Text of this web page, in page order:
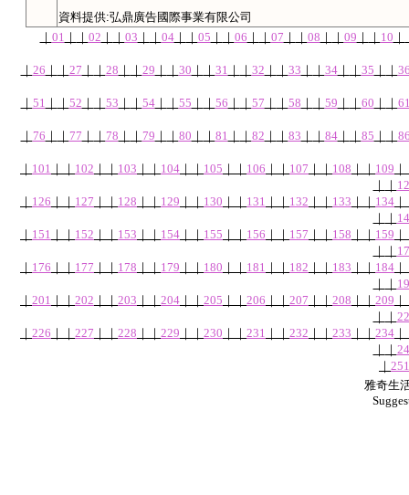
資料提供:弘鼎廣告國際事業有限公司
｜ 01 ｜ ｜ 02 ｜ ｜ 03 ｜ ｜ 04｜ ｜ 05 ｜ ｜ 06 ｜ ｜ 07 ｜ ｜ 08 ｜ ｜ 09 ｜ ｜ 10 ｜
｜ 26 ｜ ｜ 27 ｜ ｜ 28 ｜ ｜ 29 ｜ ｜ 30 ｜ ｜ 31 ｜ ｜ 32 ｜ ｜ 33 ｜ ｜ 34｜ ｜ 35 ｜ ｜
｜ 51 ｜ ｜ 52 ｜ ｜ 53 ｜ ｜ 54｜ ｜ 55 ｜ ｜ 56 ｜ ｜ 57 ｜ ｜ 58 ｜ ｜ 59 ｜ ｜ 60 ｜ ｜
｜ 76 ｜ ｜ 77 ｜ ｜ 78 ｜ ｜ 79 ｜ ｜ 80 ｜ ｜ 81 ｜ ｜ 82 ｜ ｜ 83 ｜ ｜ 84｜ ｜ 85 ｜ ｜
｜ 101 ｜ ｜ 102 ｜ ｜ 103 ｜ ｜ 104 ｜ ｜ 105 ｜ ｜ 106 ｜ ｜ 107 ｜ ｜ 108 ｜ ｜ 109 ｜
｜
｜
｜ 126 ｜ ｜ 127 ｜ ｜ 128 ｜ ｜ 129 ｜ ｜ 130 ｜ ｜ 131 ｜ ｜ 132 ｜ ｜ 133 ｜ ｜ 134 ｜
｜
｜
｜ 151 ｜ ｜ 152 ｜ ｜ 153 ｜ ｜ 154 ｜ ｜ 155 ｜ ｜ 156 ｜ ｜ 157 ｜ ｜ 158 ｜ ｜ 159 ｜
｜
｜
｜ 176 ｜ ｜ 177 ｜ ｜ 178 ｜ ｜ 179 ｜ ｜ 180 ｜ ｜ 181 ｜ ｜ 182 ｜ ｜ 183 ｜ ｜ 184 ｜
｜
｜
｜ 201 ｜ ｜ 202 ｜ ｜ 203 ｜ ｜ 204 ｜ ｜ 205 ｜ ｜ 206 ｜ ｜ 207 ｜ ｜ 208 ｜ ｜ 209 ｜
｜
｜
｜ 226 ｜ ｜ 227 ｜ ｜ 228 ｜ ｜ 229 ｜ ｜ 230 ｜ ｜ 231 ｜ ｜ 232 ｜ ｜ 233 ｜ ｜ 234 ｜
｜
｜
｜ 251
雅奇生